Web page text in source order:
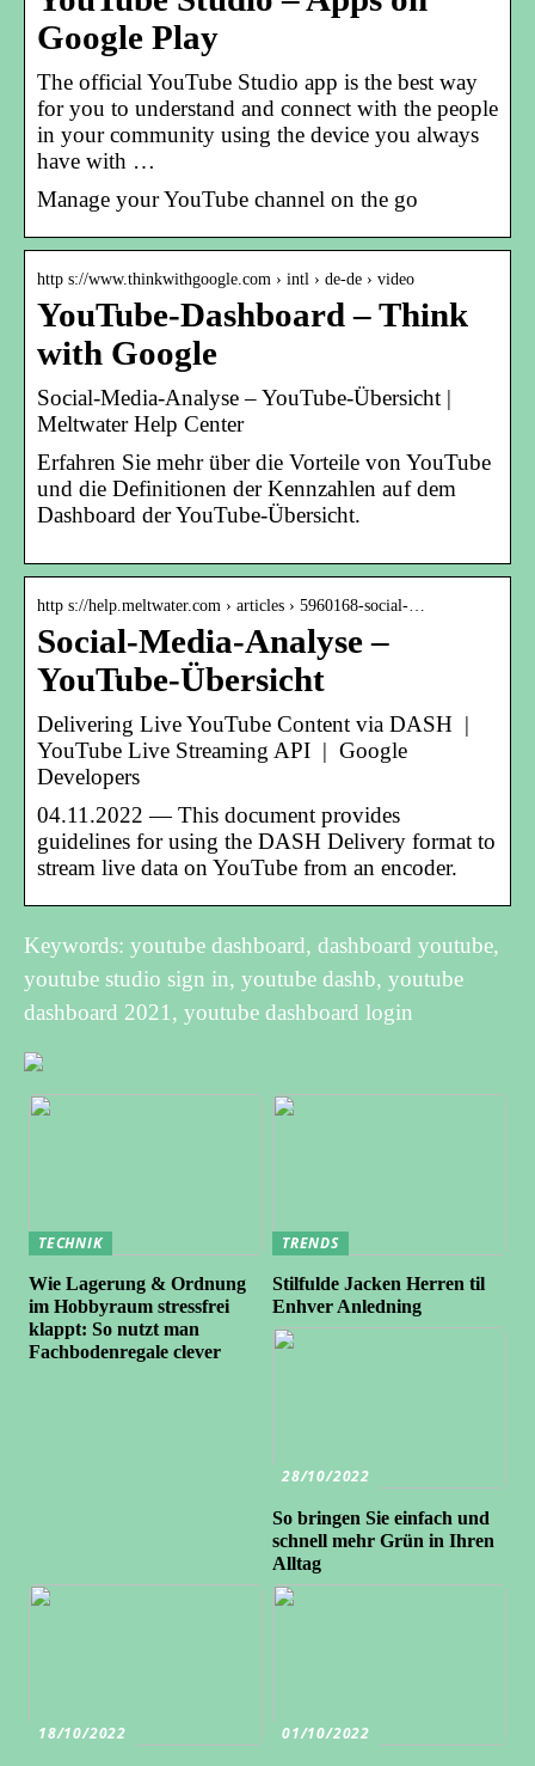
Google Play
The official YouTube Studio app is the best way
for you to understand and connect with the people
in your community using the device you always
have with …
Manage your YouTube channel on the go
http s://www.thinkwithgoogle.com › intl › de-de › video
YouTube-Dashboard – Think
with Google
Social-Media-Analyse – YouTube-Übersicht |
Meltwater Help Center
Erfahren Sie mehr über die Vorteile von YouTube
und die Definitionen der Kennzahlen auf dem
Dashboard der YouTube-Übersicht.
http s://help.meltwater.com › articles › 5960168-social-…
Social-Media-Analyse –
YouTube-Übersicht
Delivering Live YouTube Content via DASH |
YouTube Live Streaming API | Google
Developers
04.11.2022 — This document provides
guidelines for using the DASH Delivery format to
stream live data on YouTube from an encoder.
Keywords: youtube dashboard, dashboard youtube,
youtube studio sign in, youtube dashb, youtube
dashboard 2021, youtube dashboard login
TECHNIK
Wie Lagerung & Ordnung
im Hobbyraum stressfrei
klappt: So nutzt man
Fachbodenregale clever
TRENDS
Stilfulde Jacken Herren til
Enhver Anledning
28/10/2022
So bringen Sie einfach und
schnell mehr Grün in Ihren
Alltag
18/10/2022 01/10/2022